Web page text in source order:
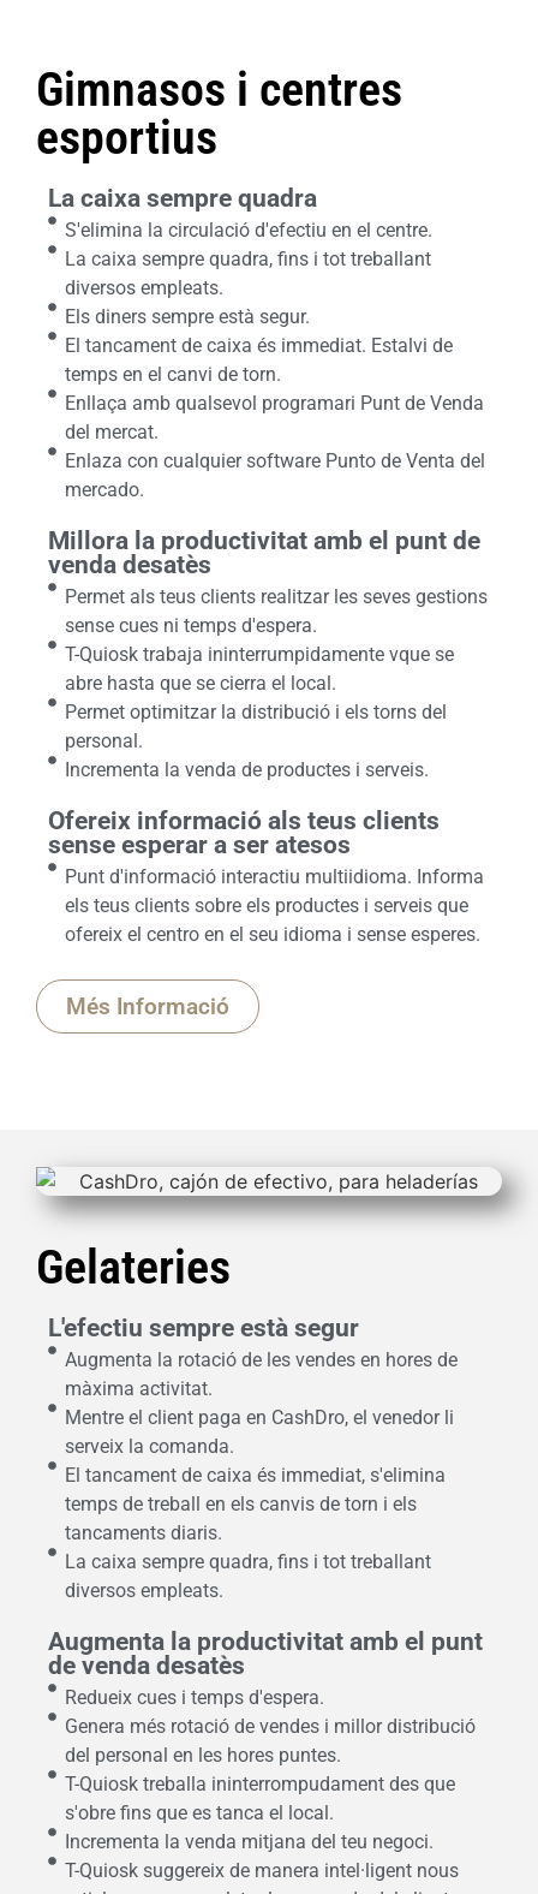
Gimnasos i centres
esportius
La caixa sempre quadra
S'elimina la circulació d'efectiu en el centre.
La caixa sempre quadra, fins i tot treballant
diversos empleats.
Els diners sempre està segur.
El tancament de caixa és immediat. Estalvi de
temps en el canvi de torn.
Enllaça amb qualsevol programari Punt de Venda
del mercat.
Enlaza con cualquier software Punto de Venta del
mercado.
Millora la productivitat amb el punt de
venda desatès
Permet als teus clients realitzar les seves gestions
sense cues ni temps d'espera.
T-Quiosk trabaja ininterrumpidamente vque se
abre hasta que se cierra el local.
Permet optimitzar la distribució i els torns del
personal.
Incrementa la venda de productes i serveis.
Ofereix informació als teus clients
sense esperar a ser atesos
Punt d'informació interactiu multiidioma. Informa
els teus clients sobre els productes i serveis que
ofereix el centro en el seu idioma i sense esperes.
Més Informació
Gelateries
L'efectiu sempre està segur
Augmenta la rotació de les vendes en hores de
màxima activitat.
Mentre el client paga en CashDro, el venedor li
serveix la comanda.
El tancament de caixa és immediat, s'elimina
temps de treball en els canvis de torn i els
tancaments diaris.
La caixa sempre quadra, fins i tot treballant
diversos empleats.
Augmenta la productivitat amb el punt
de venda desatès
Redueix cues i temps d'espera.
Genera més rotació de vendes i millor distribució
del personal en les hores puntes.
T-Quiosk treballa ininterrompudament des que
s'obre fins que es tanca el local.
Incrementa la venda mitjana del teu negoci.
T-Quiosk suggereix de manera intel·ligent nous